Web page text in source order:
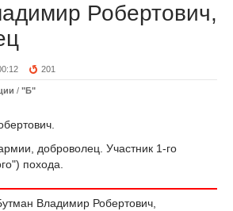
Робертович,
201
/ "Б"
доброволец. Участник 1-го
похода.
Владимир Робертович,